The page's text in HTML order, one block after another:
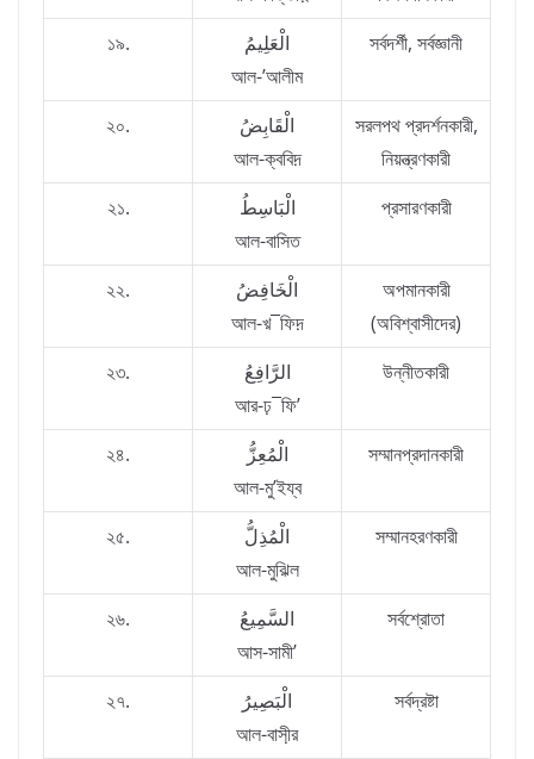
১৯.
الْعَلِيمُ
আল-’আলীম
সর্বদর্শী, সর্বজ্ঞানী
২০.
الْقَابِضُ
আল-ক্ববিদ়
সরলপথ প্রদর্শনকারী,
নিয়ন্ত্রণকারী
২১.
الْبَاسِطُ
আল-বাসিত
প্রসারণকারী
২২.
الْخَافِضُ
আল-খ়¯ফিদ়
অপমানকারী
(অবিশ্বাসীদের)
২৩.
الرَّافِعُ
আর-ঢ়¯ফি’
উন্নীতকারী
২৪.
الْمُعِزُّ
আল-মু’ইয্ব
সম্মানপ্রদানকারী
২৫.
الْمُذِلُّ
আল-মুঝ়িল
সম্মানহরণকারী
২৬.
السَّمِيعُ
আস-সামী’
সর্বশ্রোতা
২৭.
الْبَصِيرُ
আল-বাসী়র
সর্বদ্রষ্টা